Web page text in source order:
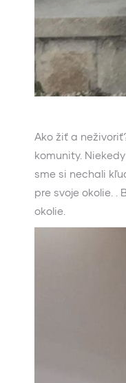
Ako žiť a
komunity.
sme si nechali
pre svoje okolie.
okolie.